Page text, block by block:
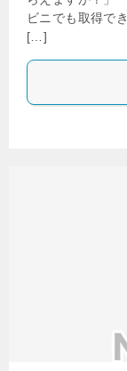
ビニでも取得で
[…]